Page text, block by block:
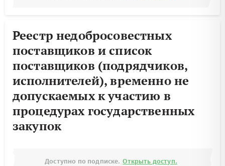
Реестр недобросовестных
поставщиков и список
поставщиков (подрядчиков,
исполнителей), временно не
допускаемых к участию в
процедурах государственных
закупок
Доступно по подписке. Открыть доступ.